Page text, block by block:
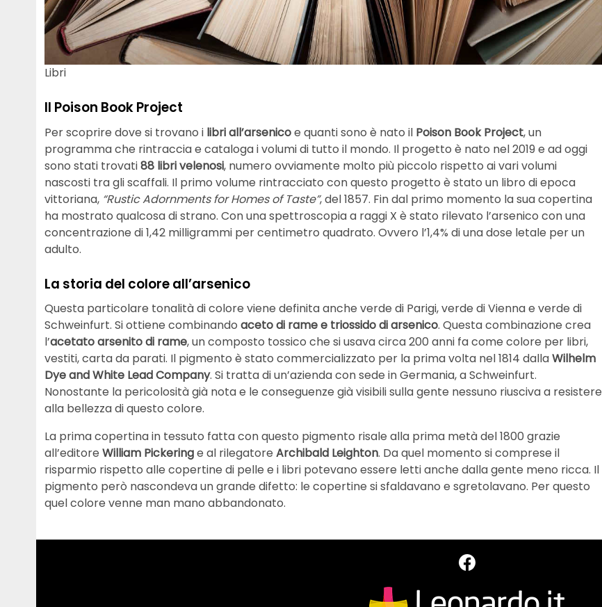
Libri
Il Poison Book Project
Per scoprire dove si trovano i libri all’arsenicoe quanti sono è nato il Poison Book Project, un
programma che rintraccia e cataloga i volumi di tutto il mondo. Il progetto è nato nel 2019 e ad oggi
sono stati trovati88 libri velenosi, numero ovviamente molto più piccolo rispetto ai vari volumi
nascosti tra gli scaffali. Il primo volume rintracciato con questo progetto è stato un libro di epoca
vittoriana, “Rustic Adornments for Homes of Taste”, del 1857. Fin dal primo momento la sua copertina
ha mostrato qualcosa di strano. Con una spettroscopia a raggi X è stato rilevato l’arsenico con una
concentrazione di 1,42 milligrammi per centimetro quadrato. Ovvero l’1,4% di una dose letale per un
adulto.
La storia del colore all’arsenico
Questa particolare tonalità di colore viene definita anche verde di Parigi, verde di Vienna e verde di
Schweinfurt. Si ottiene combinando aceto di rame e triossido di arsenico. Questa combinazione crea
l’acetato arsenito di rame, un composto tossico che si usava circa 200 anni fa come colore per libri,
vestiti, carta da parati. Il pigmento è stato commercializzato per la prima volta nel 1814 dallaWilhelm
Dye and White Lead Company. Si tratta di un’azienda con sede in Germania, a Schweinfurt.
Nonostante la pericolosità già nota e le conseguenze già visibili sulla gente nessuno riusciva a resistere
alla bellezza di questo colore.
La prima copertina in tessuto fatta con questo pigmento risale alla prima metà del 1800 grazie
all’editore William Pickeringe al rilegatore Archibald Leighton. Da quel momento si comprese il
risparmio rispetto alle copertine di pelle e i libri potevano essere letti anche dalla gente meno ricca. Il
pigmento però nascondeva un grande difetto: le copertine si sfaldavano e sgretolavano. Per questo
quel colore venne man mano abbandonato.